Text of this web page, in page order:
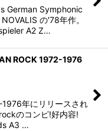
German Symphonic
の'78年作。
A2 Z…
ROCK 1972-1976
年にリリースされ
のコンピ!好内容!
A3 …